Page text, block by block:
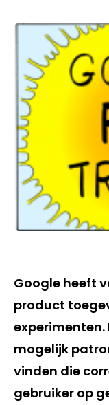
Google heeft
product
experimenten.
mogelijk
vinden die
gebruiker op